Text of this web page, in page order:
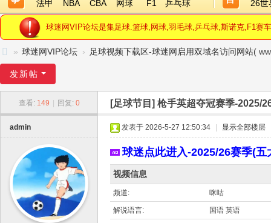
法甲
NBA CBA 网球 F1 乒乓球
26世
球迷网VIP论坛是集足球.篮球,网球,羽毛球,乒乓球,斯诺克,F1赛
迷
IP
» 球迷网VIP论坛 › 足球视频下载区-球迷网启用双域名访问网站(
发新帖
查看: 149 回复: 0 [足球节目] 枪手英超夺冠赛季-2025/
admin 发表于 2026-5-27 12:50:34 显示全部楼层
球迷点此进入-2025/26赛季(
视频信息
频道: 咪咕
解说语言: 国语 英语